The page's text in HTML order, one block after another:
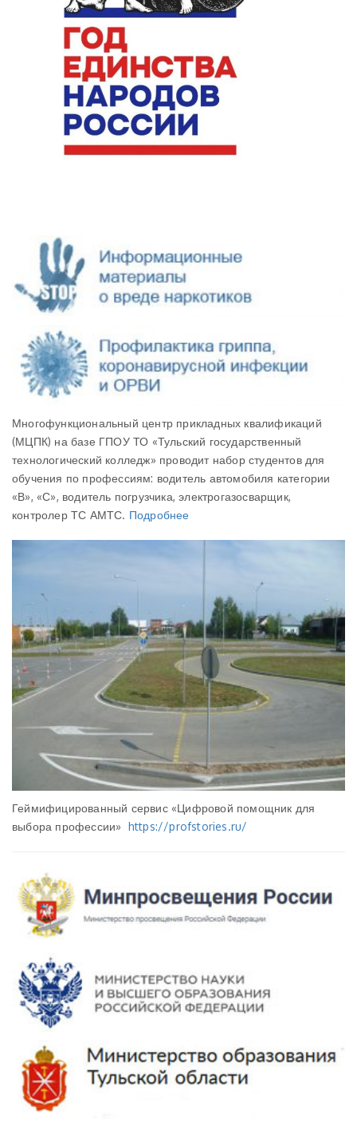
Многофункциональный центр прикладных квалификаций
(МЦПК) на базе ГПОУ ТО «Тульский государственный
технологический колледж» проводит набор студентов для
обучения по профессиям: водитель автомобиля категории
«В», «С», водитель погрузчика, электрогазосварщик,
контролер ТС АМТС. Подробнее
Геймифицированный сервис «Цифровой помощник для
выбора профессии» https://profstories.ru/